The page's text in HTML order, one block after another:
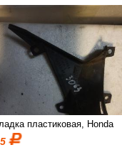
пластиковая, Honda